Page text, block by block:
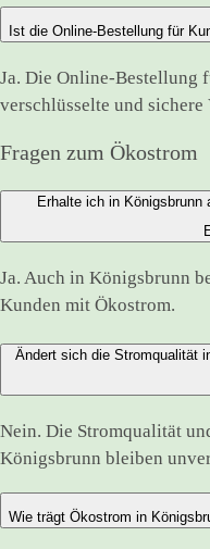
Ist die Online-Bestellung für
Ja. Die Online-Bestellung
verschlüsselte und sichere
Fragen zum Ökostrom
Erhalte ich in
Ja. Auch in Königsbrunn
Kunden mit Ökostrom.
Ändert sich die Stromqualität
Nein. Die Stromqualität
Königsbrunn bleiben
Wie trägt Ökostrom in